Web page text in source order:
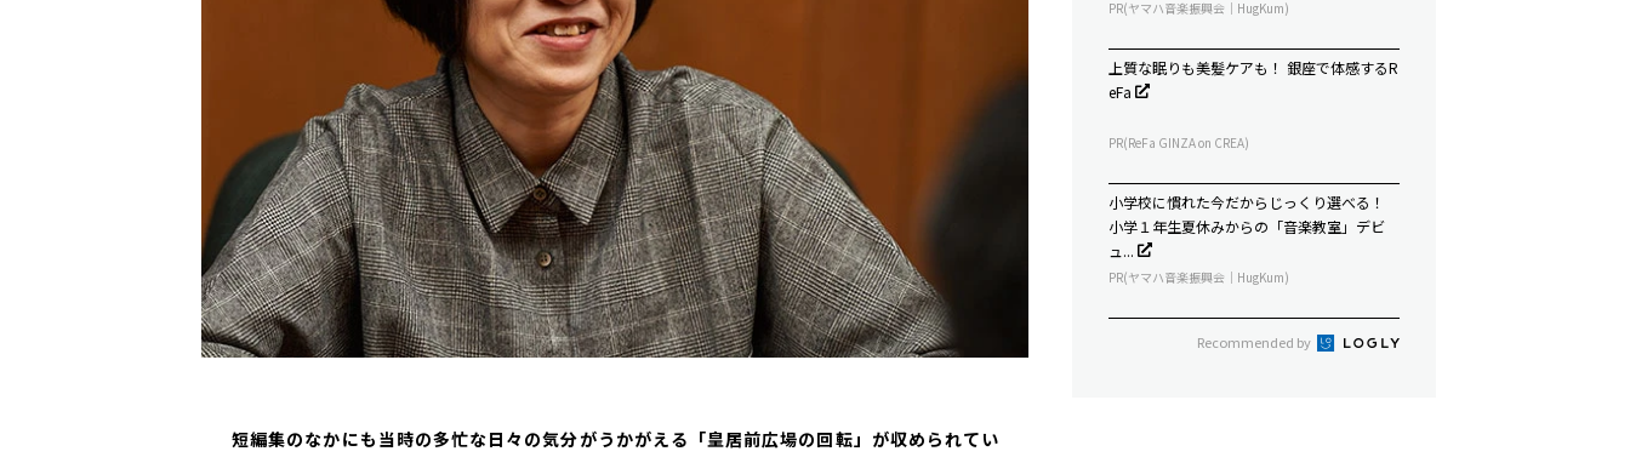
――短編集のなかにも当時の多忙な日々の気分がうかがえる「皇居前広場の回転」が収められてい
PR(ヤマハ音楽振興会｜HugKum)
上質な眠りも美髪ケアも！ 銀座で体感するR
eFa
PR(ReFa GINZA on CREA)
小学校に慣れた今だからじっくり選べる！
小学１年生夏休みからの「音楽教室」デビ
ュ...
PR(ヤマハ音楽振興会｜HugKum)
Recommended by